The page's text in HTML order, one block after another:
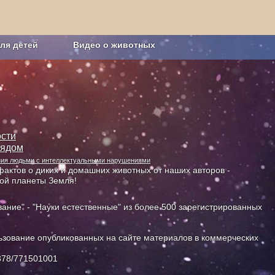
детей Видео о животных
Сельское хозяйство
людьми с интеллектуальными нарушениями
о диких и домашних животных от наших авторов -
планеты Земля!
- "Науки естественные" из более 500 зарегистрированных
опубликованных на сайте материалов в коммерческих
771501001